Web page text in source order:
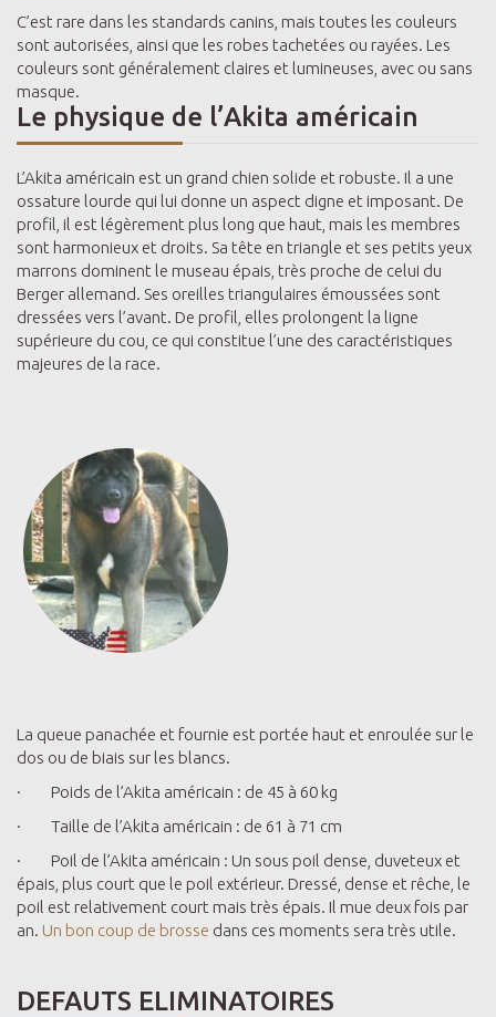
C’est rare dans les standards canins, mais toutes les couleurs
sont autorisées, ainsi que les robes tachetées ou rayées. Les
couleurs sont généralement claires et lumineuses, avec ou sans
masque.
Le physique de l’Akita américain
L’Akita américain est un grand chien solide et robuste. Il a une
ossature lourde qui lui donne un aspect digne et imposant. De
profil, il est légèrement plus long que haut, mais les membres
sont harmonieux et droits. Sa tête en triangle et ses petits yeux
marrons dominent le museau épais, très proche de celui du
Berger allemand. Ses oreilles triangulaires émoussées sont
dressées vers l’avant. De profil, elles prolongent la ligne
supérieure du cou, ce qui constitue l’une des caractéristiques
majeures de la race.
La queue panachée et fournie est portée haut et enroulée sur le
dos ou de biais sur les blancs.
· Poids de l’Akita américain : de 45 à 60 kg
· Taille de l’Akita américain : de 61 à 71 cm
· Poil de l’Akita américain : Un sous poil dense, duveteux et
épais, plus court que le poil extérieur. Dressé, dense et rêche, le
poil est relativement court mais très épais. Il mue deux fois par
an. Un bon coup de brosse dans ces moments sera très utile.
DEFAUTS ELIMINATOIRES